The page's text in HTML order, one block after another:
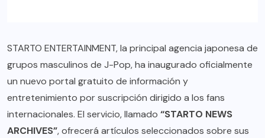
STARTO ENTERTAINMENT, la principal agencia japonesa de
grupos masculinos de J-Pop, ha inaugurado oficialmente
un nuevo portal gratuito de información y
entretenimiento por suscripción dirigido a los fans
internacionales. El servicio, llamado “STARTO NEWS
ARCHIVES”, ofrecerá artículos seleccionados sobre sus